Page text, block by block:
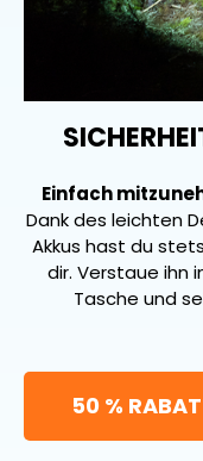
Einfach
Dank des leichten
Akkus hast du
dir. Verstaue ihn
Tasche und
50 %